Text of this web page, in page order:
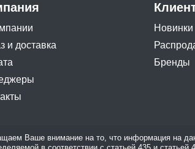
и доставка
Новинки
Бренды
Ваше внимание на то, что информация на